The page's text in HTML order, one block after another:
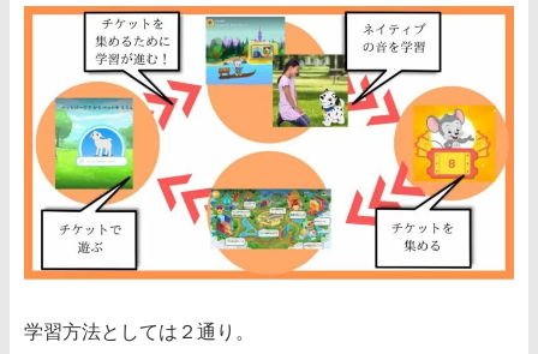
学習方法としては２通り。